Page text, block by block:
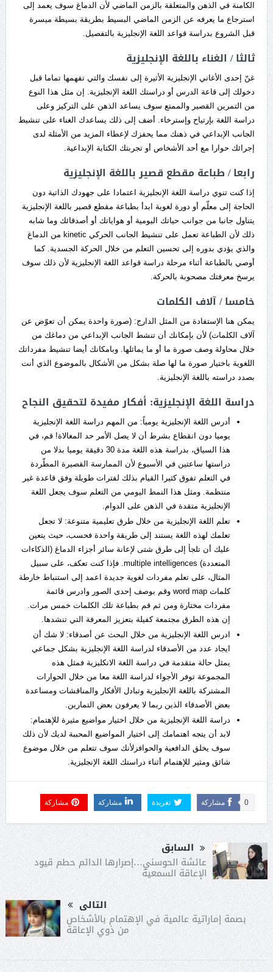
الكامنة في الذهن والمتعلقة بالزمن الماضي لأن الدماغ سوف يعمد إلى
استرجاع ما يعرفه عن الزمن الماضي البسيط بطريقة بسيطة ميسرة
قبل الشروع بدراسة قواعد اللغة الإنجليزية بالتفصيل.
ثالثا / الغناء باللغة الإنجليزية
غنّ إحدى الأغاني الإنجليزية الأثيرة إلى نفسك والتي تفهمها تماما قبل
دخولك إلى قاعة الدرس أو دراستك اللغة الإنجليزية. إن مثل هذا النوع
من التمرين القصير والممتع سوف يساعد الذهن على التركيز وعلى
دراسة اللغة بإرتياح وإسترخاء. أضف إلى ذلك يساعدك الغناء على تنشيط
الجانب الإبداعي في ذهنك مما يحفزك لإعطاء المزيد من الأمثلة لدى
إجرائك حوارا مع أحد الأشخاص أو تجربتك الكتابة الإبداعية.
رابعا / طباعة مقطع قصير باللغة الإنجليزية
إذا كنت تنوي دراسة اللغة الإنجليزية اعتمادا على جهودك الذاتية دون
الحاجة إلى معلّم أو دورة لغوية ابدأ بطباعة مقطع قصير باللغة الإنجليزية
يتناول جانبا من جوانب حياتك اليومية أو هواياتك أو أصدقائك وما شابه
ذلك لأن الطباعة تعمل على تنشيط الجانب الحركي kinetic من الدماغ
والذي يؤدي بدوره إلى تحسين التعلم من خلال الحركة الجسدية. كما
أوصي بالطباعة أثناء مرحلة دراسة قواعد اللغة الإنجليزية لأن ذلك سوف
يرسخ معرفتك مصحوبة بالحركة.
خامسا / آلاف الكلمات
يمكن هنا الإستفادة من المثل الدارج: (صورة واحدة يمكن أن تعوّض عن
آلاف الكلمات) لأن بإمكانك أن تنشط الجانب الإبداعي من دماغك من
خلال محاولة وصف صورة ما أو ما يماثلها. وبامكانك أيضا تنشيط مفرداتك
اللغوية باختيار صورة ما لها صلة بشكل من الأشكال بالموضوع الذي أنت
بصدد دراسته باللغة الإنجليزية.
دراسة اللغة الإنجليزية: أفكار مفيدة لتحقيق النجاح
أدرس اللغة الإنجليزية يومياً: من المهم دراسة اللغة الإنجليزية
يوميا دون انقطاع بشرط أن لا يصل الأمر حد المغالاة! قم، في
هذا السياق، بدراسة هذه اللغة مدة 30 دقيقة يوميا بدلا من
دراستها ساعتين في الأسبوع لأن الممارسة القصيرة المطّردة
في التعلم تفوق كثيرا القيام بذلك لفترات طويلة وفق قاعدة غير
منتظمة. ومثل هذا النمط اليومي من التعلم سوف يجعل اللغة
الإنجليزية متقدة في الذهن على الدوام.
تعلم اللغة الإنجليزية من خلال طرق تعليمية متنوعة: لا تجعل
تعلمك لهذه اللغة يستند إلى طريقة واحدة فحسب، حيث يتعين
عليك أن تلجأ إلى طرق شتى لإعانة سائر أجزاء الدماغ (الذكاءات
المتعددة) multiple intelligences. فإذا كنت تعكف، على سبيل
المثال، على تعلم مفردات لغوية جديدة اعمد إلى استنباط خارطة
كلمات word map وقم بوصف إحدى الصور وادرس قائمة
مفردات مختارة ومن ثم قم بطباعة تلك الكلمات خمس مرات.
إن هذه الطرق مجتمعة كفيلة بتعزيز المعرفة التي تنشدها.
ادرس اللغة الإنجليزية من خلال البحث عن أصدقاء: لا شك أن
ايجاد عدد من الأصدقاء لدراسة اللغة الإنجليزية بشكل جماعي
يمثل حالة متقدمة في دراسة اللغة الانكليزية فمثل هذه
المجموعة توفر الأجواء لدراسة اللغة معا من خلال الحوارات
المشتركة باللغة الإنجليزية وتبادل الأفكار والمناقشات ومساعدة
بعض الأصدقاء الذين ربما لا يعرفون بعض التمارين.
دراسة اللغة الإنجليزية من خلال اختيار مواضيع مثيرة للإهتمام:
لابد أن يتجه اهتمامك إلى اختيار المواضيع المحببة لديك لأن ذلك
سوف يخلق الدافعية والحوافزلأنك سوف تتعلم من خلال موضوع
شائق ومثير للإهتمام أثناء دراستك اللغة الإنجليزية.
مشاركة 0 تغريدة مشاركة مشاركة
السابق
عائشة الحوسني…إصرارها الدائم حطم قيود
الإعاقة السمعية
التالى
بصمة إماراتية عالمية في الإهتمام بالأشخاص
من ذوي الإعاقة